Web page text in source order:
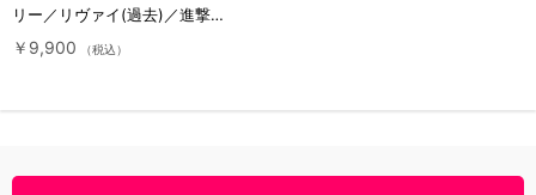
リー／リヴァイ(過去)／進撃の
巨人 10 Years Journey
￥9,900 （税込）